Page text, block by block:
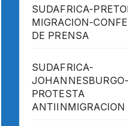
SUDAFRICA-
MIGRACION-
DE PRENSA
SUDAFRICA-
JOHANNESBURGO-
PROTESTA
ANTIINMIGRACION